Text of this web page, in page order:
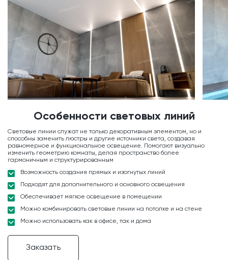
Особенности световых линий
Световые линии служат не только декоративным элементом, но и
способны заменить люстры и другие источники света, создавая
равномерное и функциональное освещение. Помогают визуально
изменить геометрию комнаты, делая пространство более
гармоничным и структурированным
Возможность создания прямых и изогнутых линий
Подходят для дополнительного и основного освещения
Обеспечивает мягкое освещение в помещении
Можно комбинировать световые линии на потолке и на стене
Можно использовать как в офисе, так и дома
Заказать